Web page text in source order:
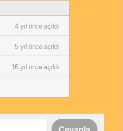
4 yıl önce açıldı
5 yıl önce açıldı
16 yıl önce açıldı